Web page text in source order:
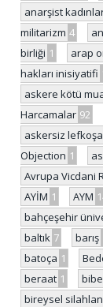
anarşist
militarizm 4
birliği 1 arap
hakları inisiyatifi
askere kötü
Harcamalar 92
askersiz lefkoşa
Objection 1
Avrupa Vicdani
AYİM 1 AYM
bahçeşehir
baltık 7 barış
batoça 1
beraat 1
bireysel